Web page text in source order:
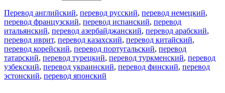
Перевод английский, перевод русский, перевод немецкий,
перевод французский, перевод испанский, перевод
итальянский, перевод азербайджанский, перевод арабский,
перевод иврит, перевод казахский, перевод китайский,
перевод корейский, перевод португальский, перевод
татарский, перевод турецкий, перевод туркменский, перевод
узбекский, перевод украинский, перевод финский, перевод
эстонский, перевод японский